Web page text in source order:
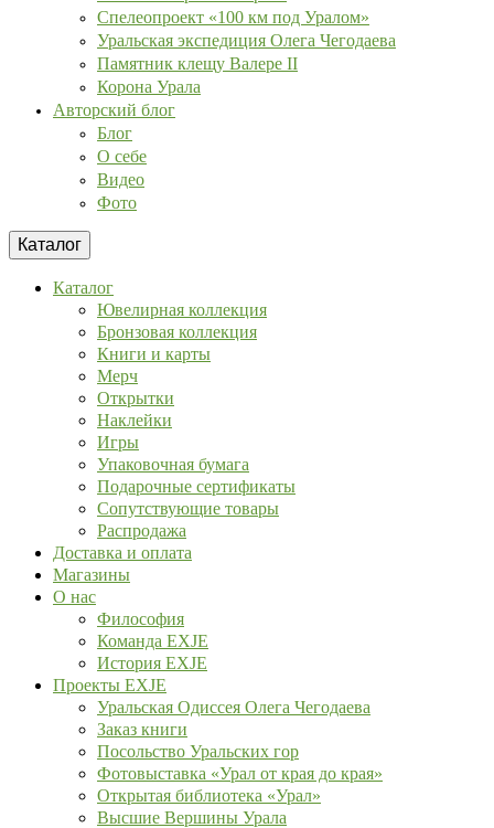
Спелеопроект «100 км под Уралом»
Уральская экспедиция Олега Чегодаева
Памятник клещу Валере II
Корона Урала
Авторский блог
Блог
О себе
Видео
Фото
Каталог
Каталог
Ювелирная коллекция
Бронзовая коллекция
Книги и карты
Мерч
Открытки
Наклейки
Игры
Упаковочная бумага
Подарочные сертификаты
Сопутствующие товары
Распродажа
Доставка и оплата
Магазины
О нас
Философия
Команда EXJE
История EXJE
Проекты EXJE
Уральская Одиссея Олега Чегодаева
Заказ книги
Посольство Уральских гор
Фотовыставка «Урал от края до края»
Открытая библиотека «Урал»
Высшие Вершины Урала